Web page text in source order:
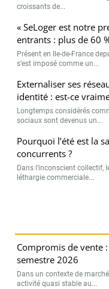
croissants de...
« SeLoger est notre
entrants : plus de 60
Présent en Ile-de-France
s’est imposé comme un...
Externaliser ses
identité : est-ce
Longtemps considérés
sociaux sont devenus un...
Pourquoi l’été est la
concurrents ?
Dans l’inconscient collectif,
léthargie commerciale...
Compromis de vente
semestre 2026
Dans un contexte de
activité quasi stable au...